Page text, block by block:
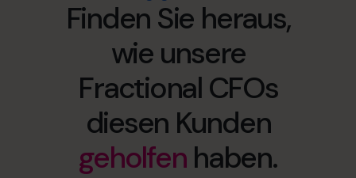
Erfolgsgeschichten
Über uns
Teil des Teams werden
Vereinbaren Sie ein Kennenlerngespräch
+49 69 66 55 42 28
Finden Sie heraus,
wie unsere
Fractional CFOs
diesen Kunden
geholfenhaben.